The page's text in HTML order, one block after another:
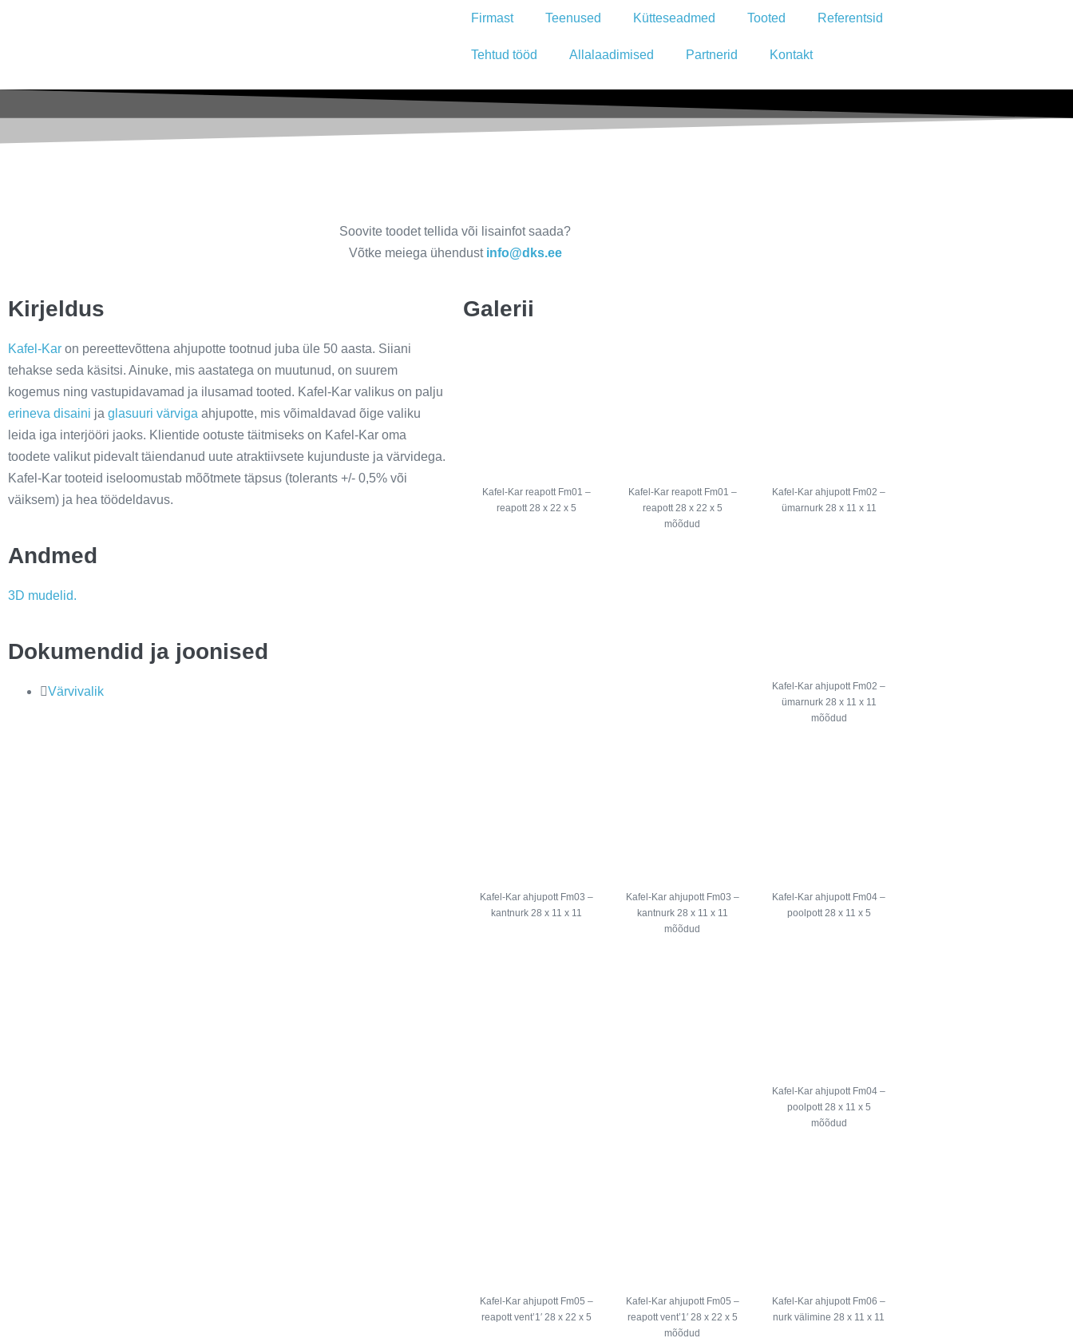
Firmast Teenused Kütteseadmed Tooted Referentsid
Tehtud tööd Allalaadimised Partnerid Kontakt
Soovite toodet tellida või lisainfot saada?
Võtke meiega ühendust info@dks.ee
Kirjeldus
Kafel-Kar on pereettevõttena ahjupotte tootnud juba üle 50 aasta. Siiani
tehakse seda käsitsi. Ainuke, mis aastatega on muutunud, on suurem
kogemus ning vastupidavamad ja ilusamad tooted. Kafel-Kar valikus on palju
erineva disaini ja glasuuri värviga ahjupotte, mis võimaldavad õige valiku
leida iga interjööri jaoks. Klientide ootuste täitmiseks on Kafel-Kar oma
toodete valikut pidevalt täiendanud uute atraktiivsete kujunduste ja värvidega.
Kafel-Kar tooteid iseloomustab mõõtmete täpsus (tolerants +/- 0,5% või
väiksem) ja hea töödeldavus.
Andmed
3D mudelid.
Dokumendid ja joonised
Värvivalik
Galerii
Kafel-Kar reapott Fm01 –
reapott 28 x 22 x 5
Kafel-Kar reapott Fm01 –
reapott 28 x 22 x 5
mõõdud
Kafel-Kar ahjupott Fm02 –
ümarnurk 28 x 11 x 11
Kafel-Kar ahjupott Fm02 –
ümarnurk 28 x 11 x 11
mõõdud
Kafel-Kar ahjupott Fm03 –
kantnurk 28 x 11 x 11
Kafel-Kar ahjupott Fm03 –
kantnurk 28 x 11 x 11
mõõdud
Kafel-Kar ahjupott Fm04 –
poolpott 28 x 11 x 5
Kafel-Kar ahjupott Fm04 –
poolpott 28 x 11 x 5
mõõdud
Kafel-Kar ahjupott Fm05 –
reapott vent’1′ 28 x 22 x 5
Kafel-Kar ahjupott Fm05 –
reapott vent’1′ 28 x 22 x 5
mõõdud
Kafel-Kar ahjupott Fm06 –
nurk välimine 28 x 11 x 11